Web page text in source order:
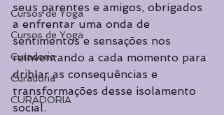
Cursos de Yoga
Cursos de Yoga
Curadoria
Curadoria
CURADORIA
seus parentes e amigos, obrigados
a enfrentar uma onda de
sentimentos e sensações nos
reinventando a cada momento para
driblar as consequências e
transformações desse isolamento
social.